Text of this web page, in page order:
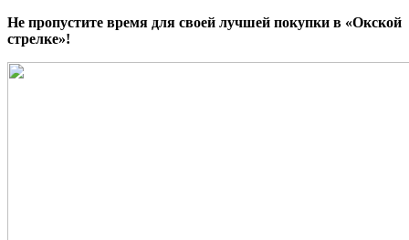
Не пропустите время для своей лучшей покупки в «Окской
стрелке»!